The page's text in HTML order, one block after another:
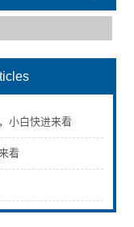
小白快进来看
看